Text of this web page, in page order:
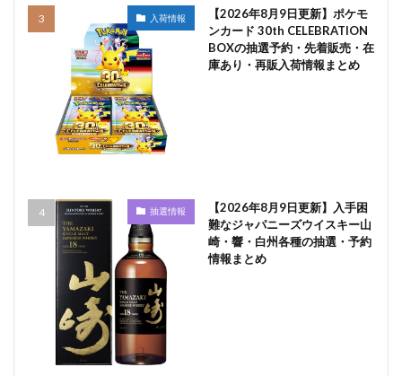
入荷情報
【2026年8月9日更新】ポケモ
ンカード 30th CELEBRATION
BOXの抽選予約・先着販売・在
庫あり・再販入荷情報まとめ
抽選情報
【2026年8月9日更新】入手困
難なジャパニーズウイスキー山
崎・響・白州各種の抽選・予約
情報まとめ